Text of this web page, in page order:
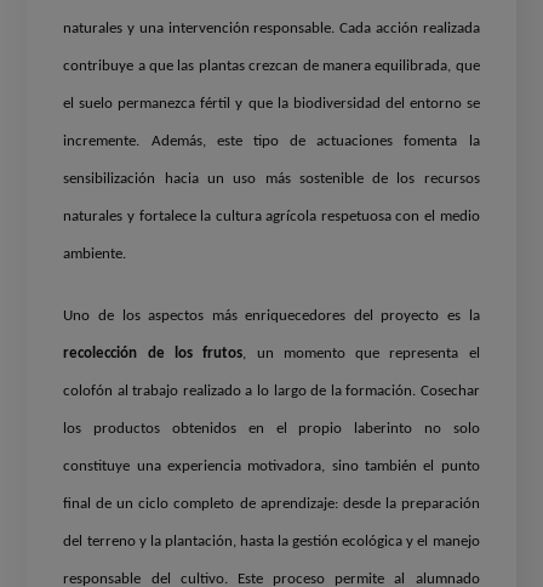
naturales y una intervención responsable. Cada acción realizada
contribuye a que las plantas crezcan de manera equilibrada, que
el suelo permanezca fértil y que la biodiversidad del entorno se
incremente. Además, este tipo de actuaciones fomenta la
sensibilización hacia un uso más sostenible de los recursos
naturales y fortalece la cultura agrícola respetuosa con el medio
ambiente.
Uno de los aspectos más enriquecedores del proyecto es la
recolección de los frutos, un momento que representa el
colofón al trabajo realizado a lo largo de la formación. Cosechar
los productos obtenidos en el propio laberinto no solo
constituye una experiencia motivadora, sino también el punto
final de un ciclo completo de aprendizaje: desde la preparación
del terreno y la plantación, hasta la gestión ecológica y el manejo
responsable del cultivo. Este proceso permite al alumnado